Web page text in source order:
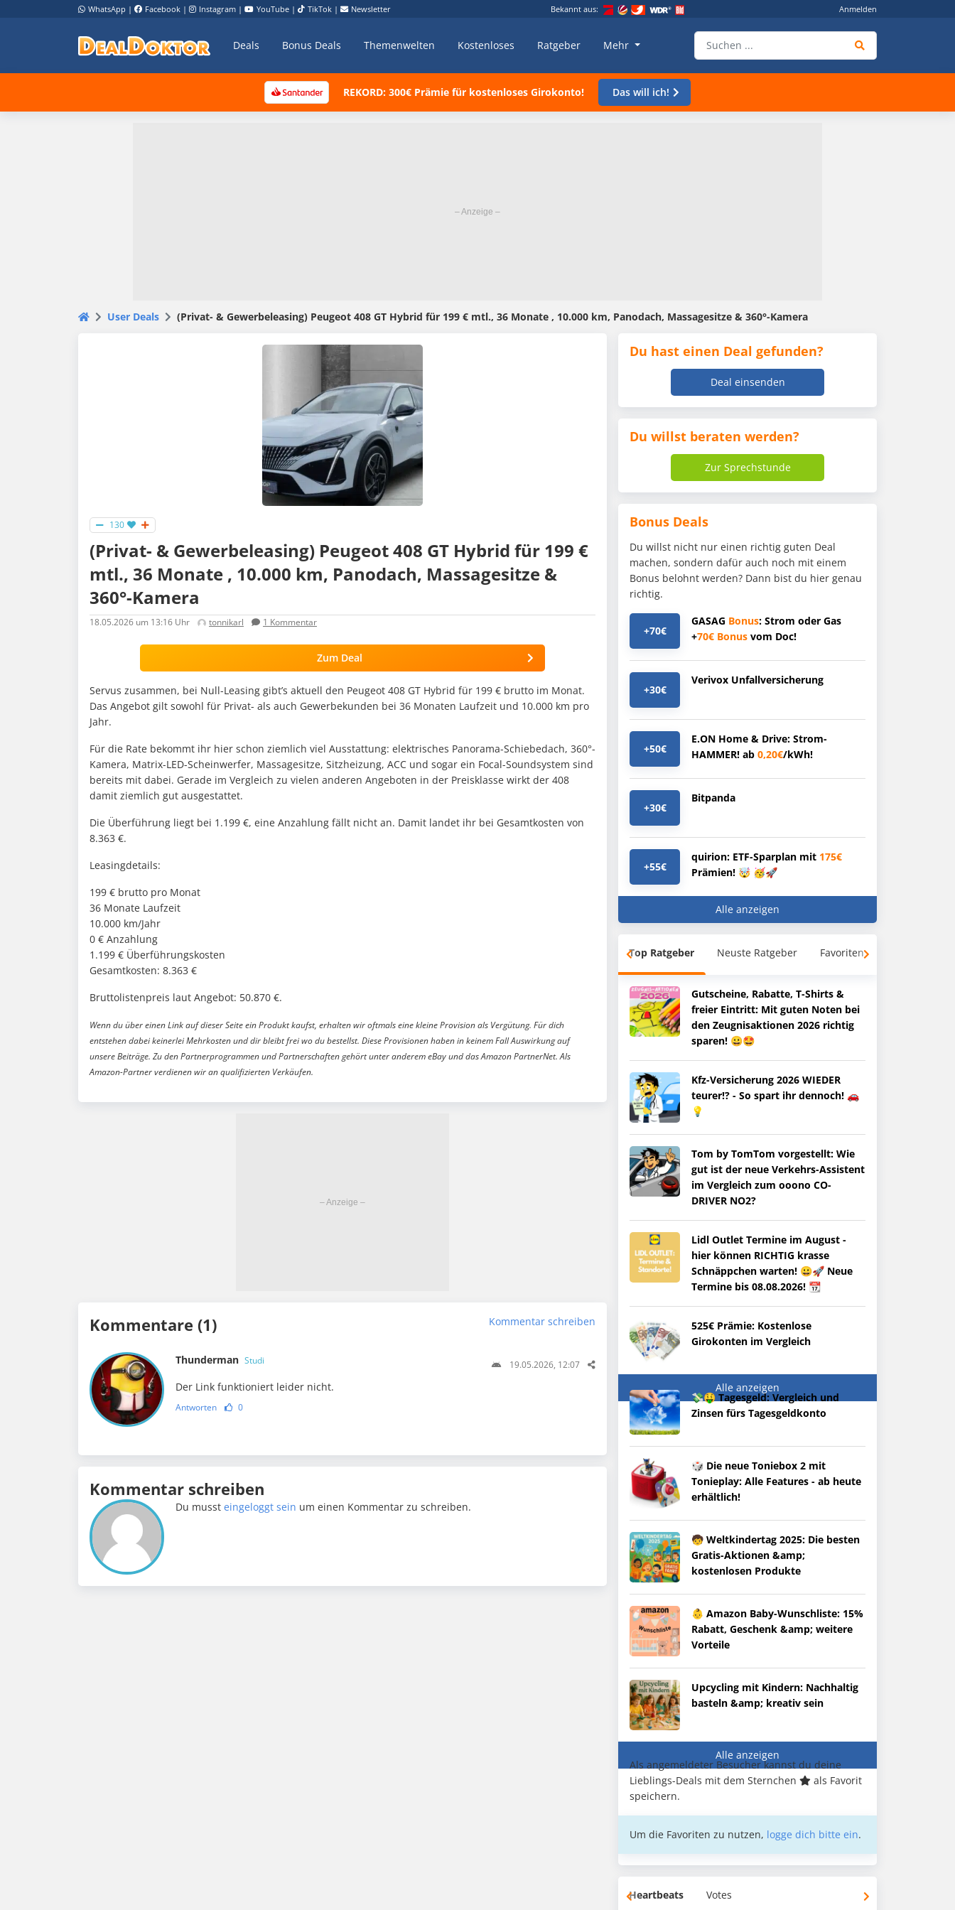
WhatsApp | Facebook | Instagram | YouTube | TikTok | Newsletter Bekannt aus: Anmelden
Deals Bonus Deals Themenwelten Kostenloses Ratgeber Mehr
REKORD: 300€ Prämie für kostenloses Girokonto! Das will ich!
User Deals (Privat- & Gewerbeleasing) Peugeot 408 GT Hybrid für 199 € mtl., 36 Monate , 10.000 km, Panodach, Massagesitze & 360°-Kamera
130
(Privat- & Gewerbeleasing) Peugeot 408 GT Hybrid für 199 €
mtl., 36 Monate , 10.000 km, Panodach, Massagesitze &
360°-Kamera
18.05.2026 um 13:16 Uhr tonnikarl 1 Kommentar
Zum Deal
Servus zusammen, bei Null-Leasing gibt’s aktuell den Peugeot 408 GT Hybrid für 199 € brutto im Monat.
Das Angebot gilt sowohl für Privat- als auch Gewerbekunden bei 36 Monaten Laufzeit und 10.000 km pro
Jahr.
Für die Rate bekommt ihr hier schon ziemlich viel Ausstattung: elektrisches Panorama-Schiebedach, 360°-
Kamera, Matrix-LED-Scheinwerfer, Massagesitze, Sitzheizung, ACC und sogar ein Focal-Soundsystem sind
bereits mit dabei. Gerade im Vergleich zu vielen anderen Angeboten in der Preisklasse wirkt der 408
damit ziemlich gut ausgestattet.
Die Überführung liegt bei 1.199 €, eine Anzahlung fällt nicht an. Damit landet ihr bei Gesamtkosten von
8.363 €.
Leasingdetails:
199 € brutto pro Monat
36 Monate Laufzeit
10.000 km/Jahr
0 € Anzahlung
1.199 € Überführungskosten
Gesamtkosten: 8.363 €
Bruttolistenpreis laut Angebot: 50.870 €.
Wenn du über einen Link auf dieser Seite ein Produkt kaufst, erhalten wir oftmals eine kleine Provision als Vergütung. Für dich
entstehen dabei keinerlei Mehrkosten und dir bleibt frei wo du bestellst. Diese Provisionen haben in keinem Fall Auswirkung auf
unsere Beiträge. Zu den Partnerprogrammen und Partnerschaften gehört unter anderem eBay und das Amazon PartnerNet. Als
Amazon-Partner verdienen wir an qualifizierten Verkäufen.
Kommentare (1) Kommentar schreiben
Thunderman Studi 19.05.2026, 12:07
Der Link funktioniert leider nicht.
Antworten 0
Kommentar schreiben
Du mussteingeloggt sein um einen Kommentar zu schreiben.
Du hast einen Deal gefunden?
Deal einsenden
Du willst beraten werden?
Zur Sprechstunde
Bonus Deals
Du willst nicht nur einen richtig guten Deal
machen, sondern dafür auch noch mit einem
Bonus belohnt werden? Dann bist du hier genau
richtig.
+70€
GASAG Bonus: Strom oder Gas
+70€ Bonus vom Doc!
+30€
Verivox Unfallversicherung
+50€
E.ON Home & Drive: Strom-
HAMMER! ab 0,20€/kWh!
+30€
Bitpanda
+55€
quirion: ETF-Sparplan mit 175€
Prämien! 🤯 🥳🚀
Alle anzeigen
Top Ratgeber Neuste Ratgeber Favoriten
Gutscheine, Rabatte, T-Shirts &
freier Eintritt: Mit guten Noten bei
den Zeugnisaktionen 2026 richtig
sparen! 😀🤩
Kfz-Versicherung 2026 WIEDER
teurer!? - So spart ihr dennoch! 🚗
💡
Tom by TomTom vorgestellt: Wie
gut ist der neue Verkehrs-Assistent
im Vergleich zum ooono CO-
DRIVER NO2?
Lidl Outlet Termine im August -
hier können RICHTIG krasse
Schnäppchen warten! 😀🚀 Neue
Termine bis 08.08.2026! 📆
525€ Prämie: Kostenlose
Girokonten im Vergleich
Alle anzeigen
💸🤑 Tagesgeld: Vergleich und
Zinsen fürs Tagesgeldkonto
🎲 Die neue Toniebox 2 mit
Tonieplay: Alle Features - ab heute
erhältlich!
🧒 Weltkindertag 2025: Die besten
Gratis-Aktionen &amp;
kostenlosen Produkte
👶 Amazon Baby-Wunschliste: 15%
Rabatt, Geschenk &amp; weitere
Vorteile
Upcycling mit Kindern: Nachhaltig
basteln &amp; kreativ sein
Alle anzeigen
Als angemeldeter Besucher kannst du deine
Lieblings-Deals mit dem Sternchen
als Favorit
speichern.
Um die Favoriten zu nutzen, logge dich bitte ein.
Heartbeats Votes